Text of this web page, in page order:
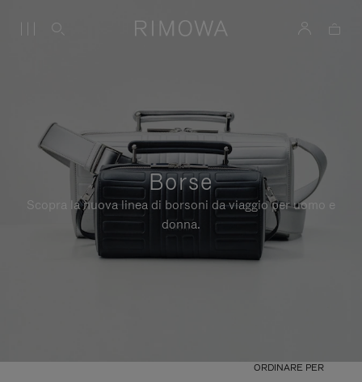
Borse
Scopra la nuova linea di borsoni da viaggio per uomo e
donna.
ORDINARE PER